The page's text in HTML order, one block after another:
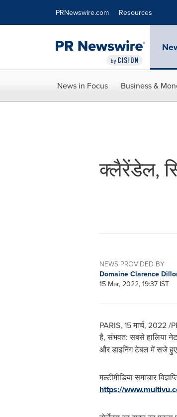
PRNewswire.com Resources
News in Focus Business &
क्लैरेंडेल,
NEWS PROVIDED BY
Domaine Clarence
15 Mar, 2022, 19:37 IST
PARIS, 15 मार्च, 2022 /
है, संभवत: सबसे हालिया
और डाइनिंग टेबल में सजे
मल्टीमीडिया समाचार
https://